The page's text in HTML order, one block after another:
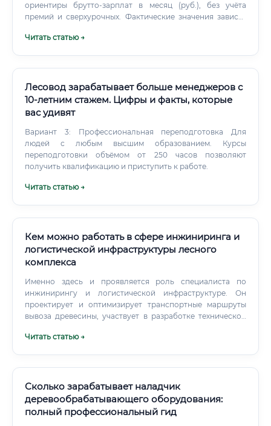
ориентиры брутто-зарплат в месяц (руб.), без учёта
премий и сверхурочных. Фактические значения зависят
KPI. Примечания: Премии, годовые бонусы и сдельные
Читать статью →
Лесовод зарабатывает больше менеджеров с
10-летним стажем. Цифры и факты, которые
вас удивят
Вариант 3: Профессиональная переподготовка Для
людей с любым высшим образованием. Курсы
переподготовки объёмом от 250 часов позволяют
получить квалификацию и приступить к работе.
Читать статью →
Кем можно работать в сфере инжиниринга и
логистической инфраструктуры лесного
комплекса
Именно здесь и проявляется роль специалиста по
инжинирингу и логистической инфраструктуре. Он
проектирует и оптимизирует транспортные маршруты
вывоза древесины, участвует в разработке технической
техники и оборудования, внедряет цифровые системы
Читать статью →
Сколько зарабатывает наладчик
деревообрабатывающего оборудования:
полный профессиональный гид